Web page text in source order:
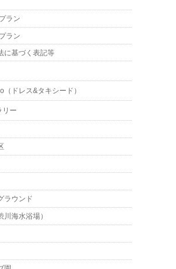
ラン
ラン
に基づく表記等
（ドレス&タキシード）
リー
ラウンド
海水浴場）